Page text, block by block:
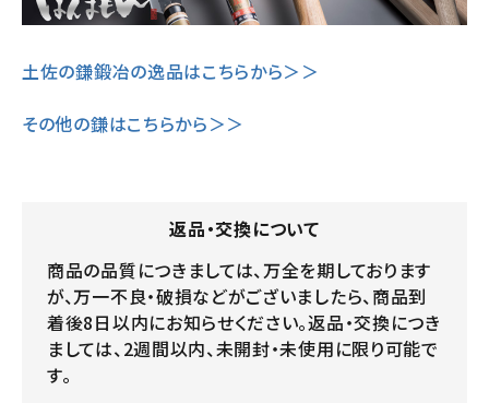
土佐の鎌鍛冶の逸品はこちらから＞＞
その他の鎌はこちらから＞＞
返品・交換について
商品の品質につきましては、万全を期しております
が、万一不良・破損などがございましたら、商品到
着後8日以内にお知らせください。返品・交換につき
ましては、2週間以内、未開封・未使用に限り可能で
す。